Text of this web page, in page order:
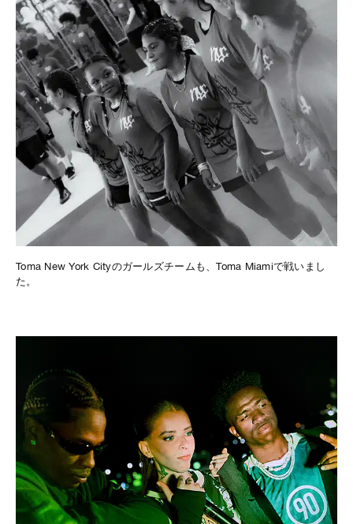
Toma New York Cityのガールズチームも、Toma Miamiで戦いまし
た。